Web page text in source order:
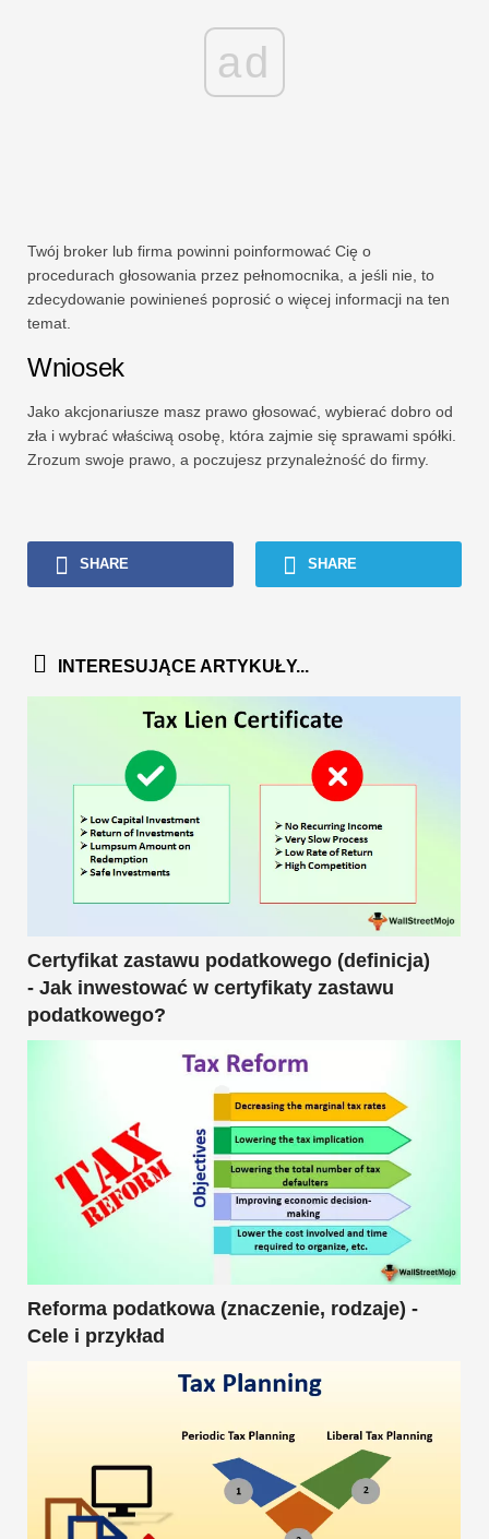
ad
Twój broker lub firma powinni poinformować Cię o
procedurach głosowania przez pełnomocnika, a jeśli nie, to
zdecydowanie powinieneś poprosić o więcej informacji na ten
temat.
Wniosek
Jako akcjonariusze masz prawo głosować, wybierać dobro od
zła i wybrać właściwą osobę, która zajmie się sprawami spółki.
Zrozum swoje prawo, a poczujesz przynależność do firmy.
SHARE SHARE
INTERESUJĄCE ARTYKUŁY...
Certyfikat zastawu podatkowego (definicja)
- Jak inwestować w certyfikaty zastawu
podatkowego?
Reforma podatkowa (znaczenie, rodzaje) -
Cele i przykład